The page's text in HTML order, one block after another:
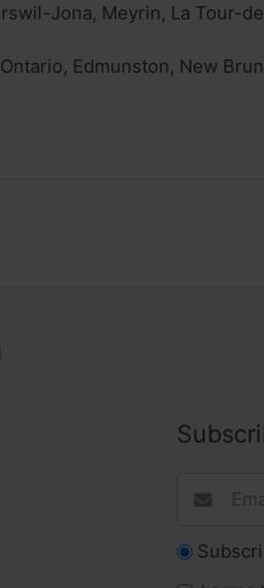
Jona, Meyrin, La Tour-
Edmunston, New